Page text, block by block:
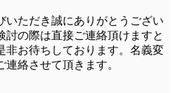
いただき誠にありがとうござい
討の際は直接ご連絡頂けますと
非お待ちしております。名義変
絡させて頂きます。